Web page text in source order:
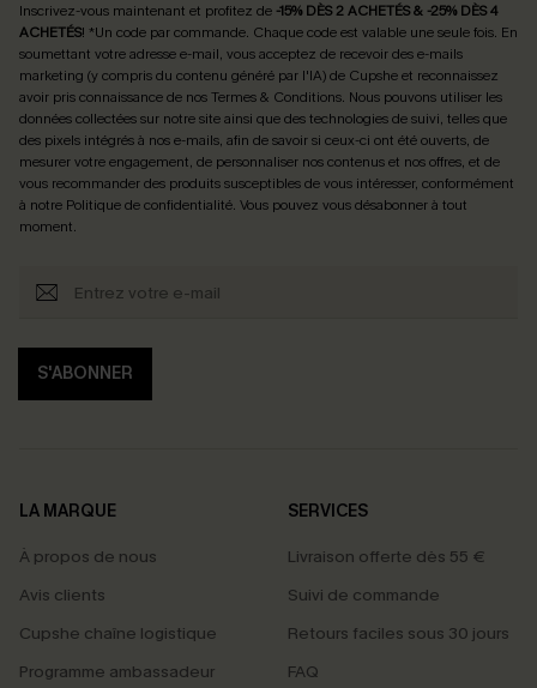
Inscrivez-vous maintenant et profitez de -15% DÈS 2 ACHETÉS & -25% DÈS 4
ACHETÉS! *Un code par commande. Chaque code est valable une seule fois. En
soumettant votre adresse e-mail, vous acceptez de recevoir des e-mails
marketing (y compris du contenu généré par l'IA) de Cupshe et reconnaissez
avoir pris connaissance de nosTermes & Conditions. Nous pouvons utiliser les
données collectées sur notre site ainsi que des technologies de suivi, telles que
des pixels intégrés à nos e-mails, afin de savoir si ceux-ci ont été ouverts, de
mesurer votre engagement, de personnaliser nos contenus et nos offres, et de
vous recommander des produits susceptibles de vous intéresser, conformément
à notre Politique de confidentialité. Vous pouvez vous désabonner à tout
moment.
S'ABONNER
LA MARQUE
À propos de nous
Avis clients
Cupshe chaîne logistique
Programme ambassadeur
SERVICES
Livraison offerte dès 55 €
Suivi de commande
Retours faciles sous 30 jours
FAQ